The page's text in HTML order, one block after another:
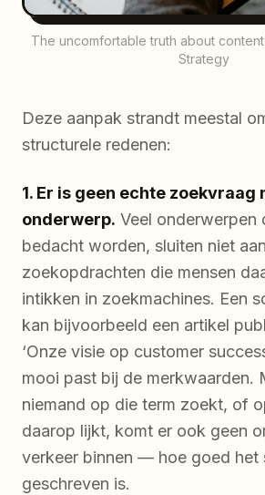
The uncomfortable truth about
Strategy
Deze aanpak strandt meestal
structurele redenen:
1. Er is geen echte zoekvraag
onderwerp. Veel onderwerpen
bedacht worden, sluiten niet
zoekopdrachten die mensen
intikken in zoekmachines. Een
kan bijvoorbeeld een artikel
‘Onze visie op customer
mooi past bij de merkwaarden.
niemand op die term zoekt, of
daarop lijkt, komt er ook geen
verkeer binnen — hoe goed het
geschreven is.